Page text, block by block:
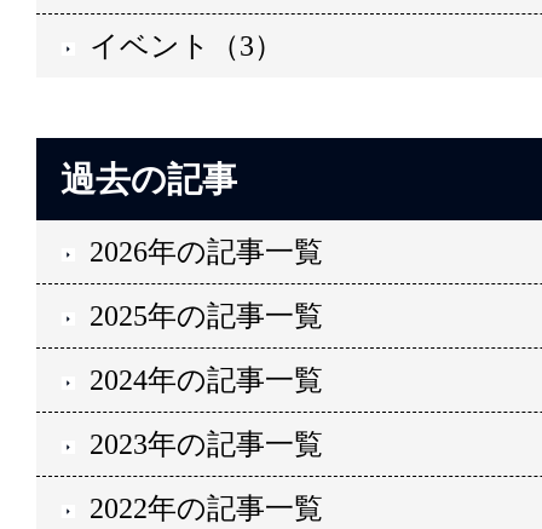
イベント（3）
過去の記事
2026年の記事一覧
2025年の記事一覧
2024年の記事一覧
2023年の記事一覧
2022年の記事一覧